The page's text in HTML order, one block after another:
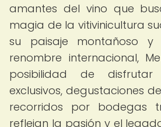
amantes del vino que
magia de la vitivinicultura
su paisaje montañoso y
renombre internacional,
posibilidad de disfrutar
exclusivos, degustaciones
recorridos por bodegas
reflejan la pasión y el